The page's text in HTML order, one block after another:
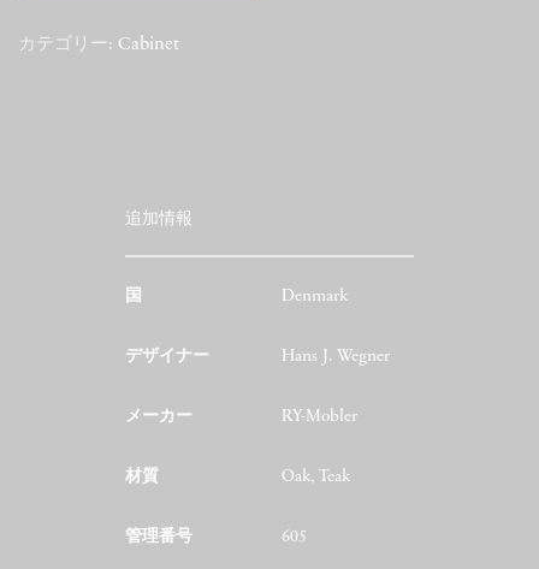
カテゴリー: Cabinet
追加情報
国 Denmark
デザイナー Hans J. Wegner
メーカー RY-Mobler
材質 Oak, Teak
管理番号 605